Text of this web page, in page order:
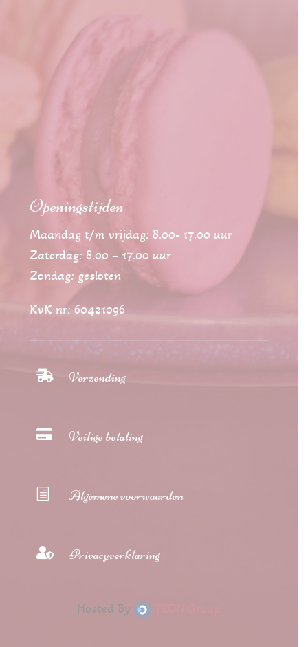
Openingstijden
Maandag t/m vrijdag: 8.00- 17.00 uur
Zaterdag: 8.00 – 17.00 uur
Zondag: gesloten
KvK nr: 60421096
 Verzending
 Veilige betaling
h Algemene voorwaarden
 Privacyverklaring
Hosted By TRON Group